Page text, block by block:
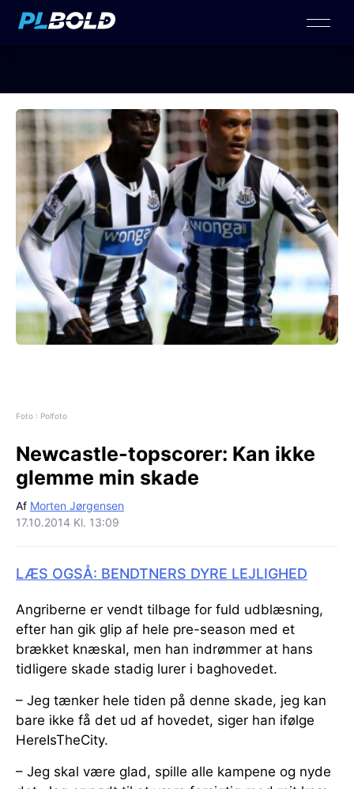
Foto : Polfoto
Newcastle-topscorer: Kan ikke
glemme min skade
Af Morten Jørgensen
17.10.2014 Kl. 13:09
LÆS OGSÅ: BENDTNERS DYRE LEJLIGHED
Angriberne er vendt tilbage for fuld udblæsning,
efter han gik glip af hele pre-season med et
brækket knæskal, men han indrømmer at hans
tidligere skade stadig lurer i baghovedet.
– Jeg tænker hele tiden på denne skade, jeg kan
bare ikke få det ud af hovedet, siger han ifølge
HereIsTheCity.
– Jeg skal være glad, spille alle kampene og nyde